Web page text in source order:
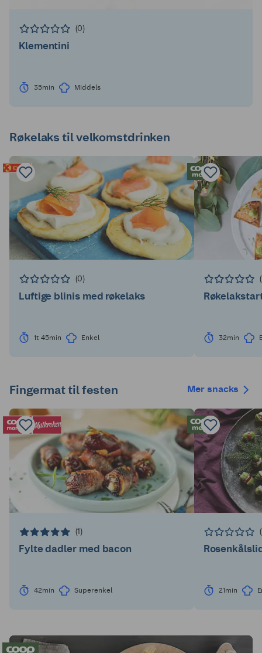
(0)
Klementini
35min Middels
Røkelaks til velkomstdrinken
(0)
Luftige blinis med røkelaks
1t 45min Enkel 32min
Fingermat til festen Mer snacks
(1)
Fylte dadler med bacon
42min Superenkel 21min